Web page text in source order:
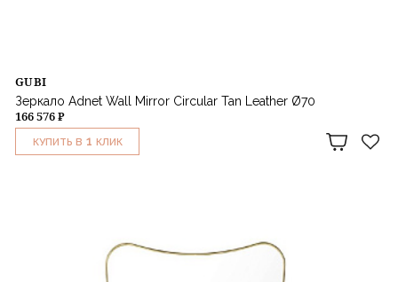
GUBI
Зеркало Adnet Wall Mirror Circular Tan Leather Ø70
166 576 ₽
КУПИТЬ В 1 КЛИК